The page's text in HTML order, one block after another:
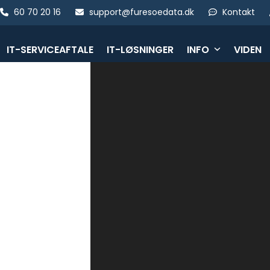
Skip
to
60 70 20 16 support@furesoedata.dk Kontakt
IT-SERVICEAFTALE IT-LØSNINGER INFO VIDEN